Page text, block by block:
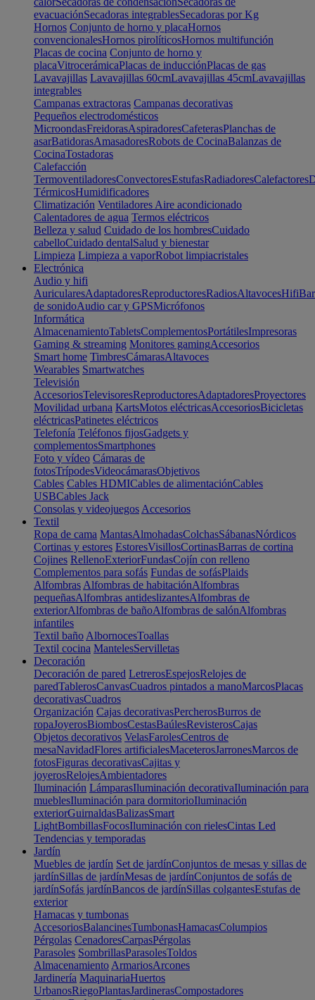
evacuaciónSecadoras integrablesSecadoras por Kg
Hornos Conjunto de horno y placaHornos
convencionalesHornos pirolíticosHornos multifunción
Placas de cocina Conjunto de horno y
placaVitrocerámicaPlacas de inducciónPlacas de gas
Lavavajillas Lavavajillas 60cmLavavajillas 45cmLavavajillas
integrables
Campanas extractoras Campanas decorativas
Pequeños electrodomésticos
MicroondasFreidorasAspiradoresCafeterasPlanchas de
asarBatidorasAmasadoresRobots de CocinaBalanzas de
CocinaTostadoras
Calefacción
TermoventiladoresConvectoresEstufasRadiadoresCalefactores
TérmicosHumidificadores
Climatización Ventiladores Aire acondicionado
Calentadores de agua Termos eléctricos
Belleza y salud Cuidado de los hombresCuidado
cabelloCuidado dentalSalud y bienestar
Limpieza Limpieza a vaporRobot limpiacristales
Electrónica
Audio y hifi
AuricularesAdaptadoresReproductoresRadiosAltavocesHifi
de sonidoAudio car y GPSMicrófonos
Informática
AlmacenamientoTabletsComplementosPortátilesImpresoras
Gaming & streaming Monitores gamingAccesorios
Smart home TimbresCámarasAltavoces
Wearables Smartwatches
Televisión
AccesoriosTelevisoresReproductoresAdaptadoresProyectores
Movilidad urbana KartsMotos eléctricasAccesoriosBicicletas
eléctricasPatinetes eléctricos
Telefonía Teléfonos fijosGadgets y
complementosSmartphones
Foto y vídeo Cámaras de
fotosTrípodesVideocámarasObjetivos
Cables Cables HDMICables de alimentaciónCables
USBCables Jack
Consolas y videojuegos Accesorios
Textil
Ropa de cama MantasAlmohadasColchasSábanasNórdicos
Cortinas y estores EstoresVisillosCortinasBarras de cortina
Cojines RellenoExteriorFundasCojín con relleno
Complementos para sofás Fundas de sofásPlaids
Alfombras Alfombras de habitaciónAlfombras
pequeñasAlfombras antideslizantesAlfombras de
exteriorAlfombras de bañoAlfombras de salónAlfombras
infantiles
Textil baño AlbornocesToallas
Textil cocina MantelesServilletas
Decoración
Decoración de pared LetrerosEspejosRelojes de
paredTablerosCanvasCuadros pintados a manoMarcosPlacas
decorativasCuadros
Organización Cajas decorativasPercherosBurros de
ropaJoyerosBiombosCestasBaúlesRevisterosCajas
Objetos decorativos VelasFarolesCentros de
mesaNavidadFlores artificialesMaceterosJarronesMarcos de
fotosFiguras decorativasCajitas y
joyerosRelojesAmbientadores
Iluminación LámparasIluminación decorativaIluminación para
mueblesIluminación para dormitorioIluminación
exteriorGuirnaldasBalizasSmart
LightBombillasFocosIluminación con rielesCintas Led
Tendencias y temporadas
Jardín
Muebles de jardín Set de jardínConjuntos de mesas y sillas de
jardínSillas de jardínMesas de jardínConjuntos de sofás de
jardínSofás jardínBancos de jardínSillas colgantesEstufas de
exterior
Hamacas y tumbonas
AccesoriosBalancinesTumbonasHamacasColumpios
Pérgolas CenadoresCarpasPérgolas
Parasoles SombrillasParasolesToldos
Almacenamiento ArmariosArcones
Jardinería MaquinariaHuertos
UrbanosRiegoPlantasJardinerasCompostadores